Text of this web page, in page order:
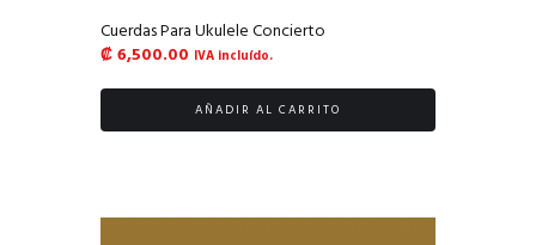
Cuerdas Para Ukulele Concierto
₡6,500.00 IVA incluído.
AÑADIR AL CARRITO